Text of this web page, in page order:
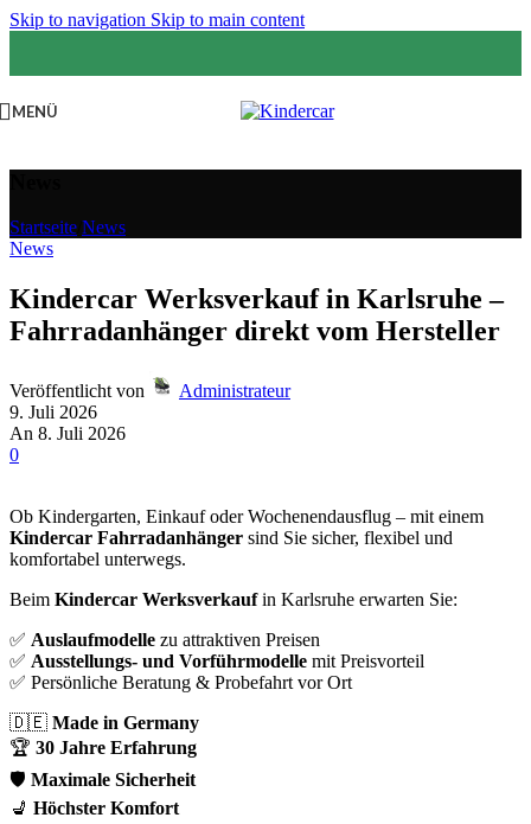
Skip to navigation Skip to main content
MENÜ
Startseite News
News
Kindercar Werksverkauf in Karlsruhe –
Fahrradanhänger direkt vom Hersteller
Veröffentlicht von
Administrateur
9. Juli 2026
An 8. Juli 2026
0
Ob Kindergarten, Einkauf oder Wochenendausflug – mit einem
Kindercar Fahrradanhänger sind Sie sicher, flexibel und
komfortabel unterwegs.
Beim Kindercar Werksverkaufin Karlsruhe erwarten Sie:
✅ Auslaufmodelle zu attraktiven Preisen
✅ Ausstellungs- und Vorführmodelle mit Preisvorteil
✅ Persönliche Beratung & Probefahrt vor Ort
🇩🇪 Made in Germany
🏆 30 Jahre Erfahrung
🛡️ Maximale Sicherheit
💺 Höchster Komfort